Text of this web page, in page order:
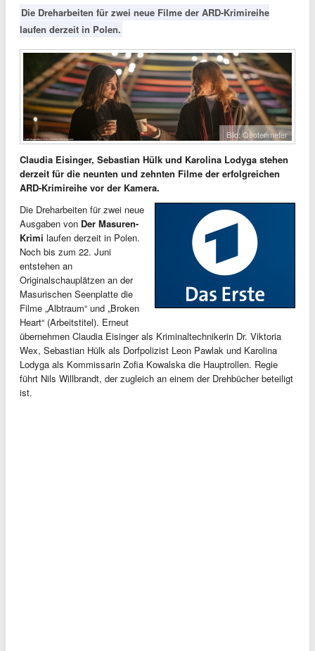
Die Dreharbeiten für zwei neue Filme der ARD-Krimireihe
laufen derzeit in Polen.
Bild: Quotenmeter
Claudia Eisinger, Sebastian Hülk und Karolina Lodyga stehen
derzeit für die neunten und zehnten Filme der erfolgreichen
ARD-Krimireihe vor der Kamera.
Die Dreharbeiten für zwei neue
Ausgaben von Der Masuren-
Krimi laufen derzeit in Polen.
Noch bis zum 22. Juni
entstehen an
Originalschauplätzen an der
Masurischen Seenplatte die
Filme „Albtraum“ und „Broken
Heart“ (Arbeitstitel). Erneut
übernehmen Claudia Eisinger als Kriminaltechnikerin Dr. Viktoria
Wex, Sebastian Hülk als Dorfpolizist Leon Pawlak und Karolina
Lodyga als Kommissarin Zofia Kowalska die Hauptrollen. Regie
führt Nils Willbrandt, der zugleich an einem der Drehbücher beteiligt
ist.